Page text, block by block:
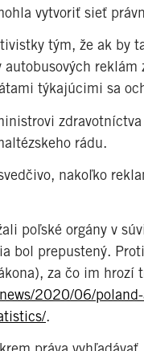
vytvoriť sieť
tým, že ak
týkajúcimi sa
rádu.
nakoľko
poľské orgány v
bol prepustený.
za čo im
2020/06/
.